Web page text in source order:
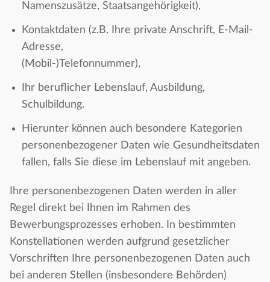
Namenszusätze, Staatsangehörigkeit),
Kontaktdaten (z.B. Ihre private Anschrift, E-Mail-
Adresse,
(Mobil-)Telefonnummer),
Ihr beruflicher Lebenslauf, Ausbildung,
Schulbildung.
Hierunter können auch besondere Kategorien
personenbezogener Daten wie Gesundheitsdaten
fallen, falls Sie diese im Lebenslauf mit angeben.
Ihre personenbezogenen Daten werden in aller
Regel direkt bei Ihnen im Rahmen des
Bewerbungsprozesses erhoben. In bestimmten
Konstellationen werden aufgrund gesetzlicher
Vorschriften Ihre personenbezogenen Daten auch
bei anderen Stellen (insbesondere Behörden)